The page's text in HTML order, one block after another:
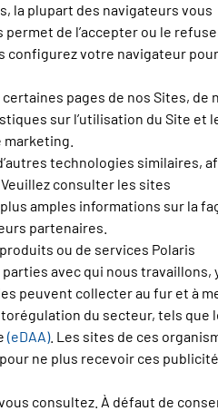
la plupart des navigateurs vous
de l’accepter ou le
votre navigateur pour
pages de nos Sites, de
sur l’utilisation du Site et
technologies similaires,
consulter les sites
amples informations sur la
partenaires.
ou de services Polaris
avec qui nous travaillons,
peuvent collecter au fur et à
du secteur, tels que
(eDAA). Les sites de ces
ne plus recevoir ces
consultez. À défaut de